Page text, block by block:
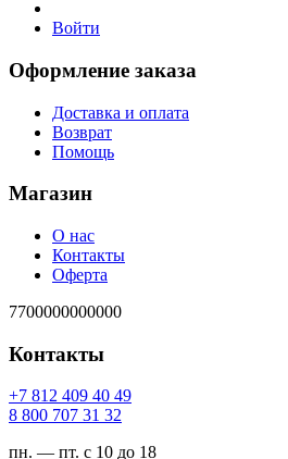
Войти
Оформление заказа
Доставка и оплата
Возврат
Помощь
Магазин
О нас
Контакты
Оферта
7700000000000
Контакты
94 04 904 218 7+
23 13 707 008 8
пн. — пт. с 10 до 18